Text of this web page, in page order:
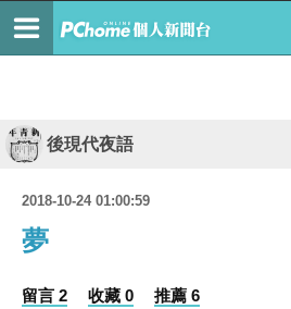
後現代夜語
2018-10-24 01:00:59
夢
留言 2 收藏 0 推薦 6